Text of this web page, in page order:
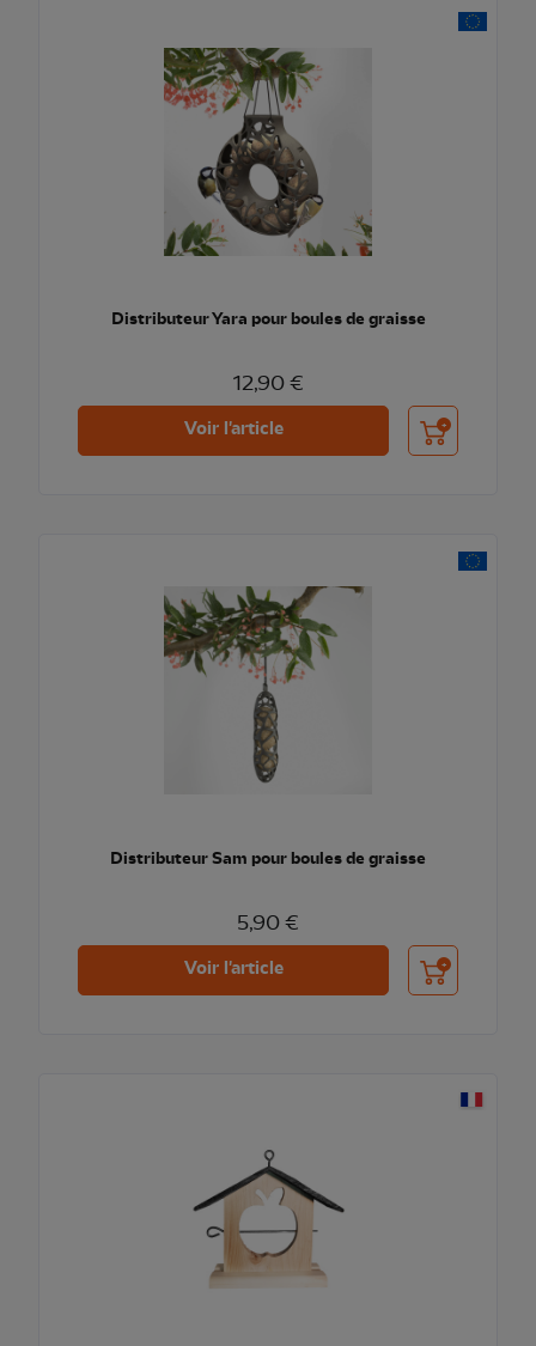
Distributeur Yara pour boules de graisse
12,90 €
Voir l'article Ajouter au
Distributeur Sam pour boules de graisse
5,90 €
Voir l'article Ajouter au